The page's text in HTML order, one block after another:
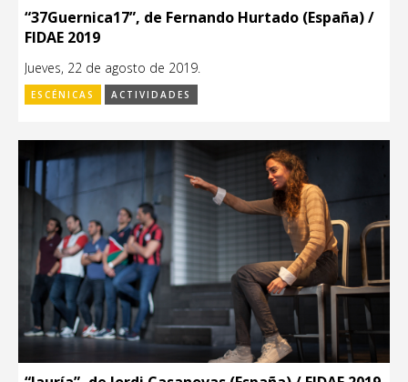
“37Guernica17”, de Fernando Hurtado (España) /
FIDAE 2019
Jueves, 22 de agosto de 2019.
ESCÉNICAS ACTIVIDADES